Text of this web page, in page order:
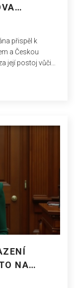
přispěl k
a Českou
její postoj vůči
Rusku. Český
NA